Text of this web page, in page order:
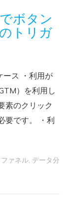
ボタン
トリガ
ース ・利用が
）を利用し
素のクリック
要です。 ・利
ファネル データ分